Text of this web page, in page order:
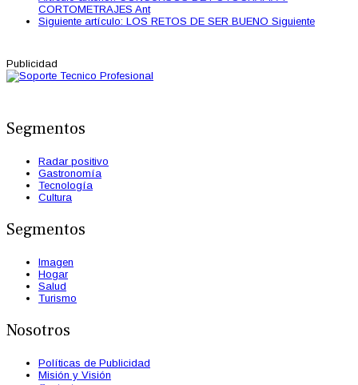
CORTOMETRAJES Ant
Siguiente artículo: LOS RETOS DE SER BUENO Siguiente
Publicidad
Segmentos
Radar positivo
Gastronomía
Tecnología
Cultura
Segmentos
Imagen
Hogar
Salud
Turismo
Nosotros
Políticas de Publicidad
Misión y Visión